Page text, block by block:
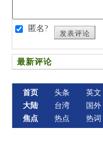
匿名?
发表评论
最新评论
首页
大陆
焦点
头条
台湾
热点
英文
国外
热词